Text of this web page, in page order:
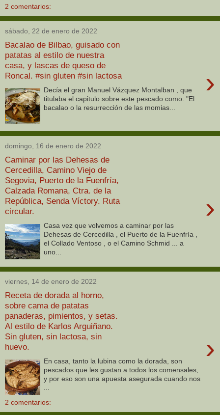
2 comentarios:
sábado, 22 de enero de 2022
Bacalao de Bilbao, guisado con
patatas al estilo de nuestra
casa, y lascas de queso de
Roncal. #sin gluten #sin lactosa
›
Decía el gran Manuel Vázquez Montalban , que
titulaba el capitulo sobre este pescado como: "El
bacalao o la resurrección de las momias...
domingo, 16 de enero de 2022
Caminar por las Dehesas de
Cercedilla, Camino Viejo de
Segovia, Puerto de la Fuenfría,
Calzada Romana, Ctra. de la
República, Senda Víctory. Ruta
circular.
›
Casa vez que volvemos a caminar por las
Dehesas de Cercedilla , el Puerto de la Fuenfría ,
el Collado Ventoso , o el Camino Schmid ... a
uno...
viernes, 14 de enero de 2022
Receta de dorada al horno,
sobre cama de patatas
panaderas, pimientos, y setas.
Al estilo de Karlos Arguiñano.
Sin gluten, sin lactosa, sin
huevo.
›
En casa, tanto la lubina como la dorada, son
pescados que les gustan a todos los comensales,
y por eso son una apuesta asegurada cuando nos
2 comentarios: